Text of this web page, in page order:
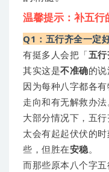
温馨提示：补五行
Q1：五行齐全一定
有挺多人会把「五
其实这是不准确的说
因为每种八字都各
走向和有无解救办法
大部分情况下，五
太会有起起伏伏的
些，但胜在安稳。
而那些原本八个字